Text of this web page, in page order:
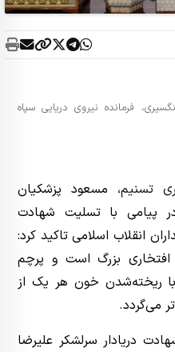
فرمانده نیروی دریایی سپاه
تسنیم، مسعود پزشکیان
پیامی با تسلیت شهادت
انقلاب اسلامی تاکید کرد:
افتخاری بزرگ است و پرچم
ریخته‌شدن خون هر یک از
می‌گردد.
دریادار سرلشکر علیرضا